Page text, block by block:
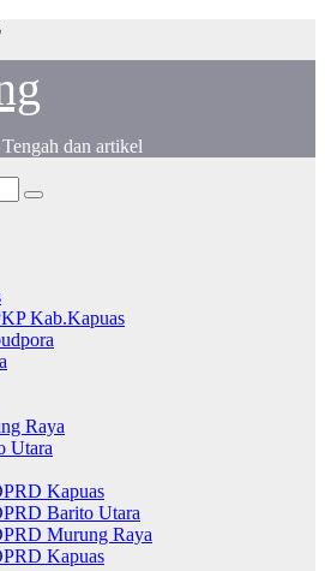
dan artikel
Kab.Kapuas
Raya
Utara
Kapuas
Barito Utara
Murung Raya
Kapuas